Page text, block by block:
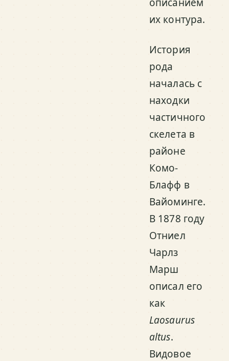
описанием
их контура.
История
рода
началась с
находки
частичного
скелета в
районе
Комо-
Блафф в
Вайоминге.
В 1878 году
Отниел
Чарлз
Марш
описал его
как
Laosaurus
altus.
Видовое